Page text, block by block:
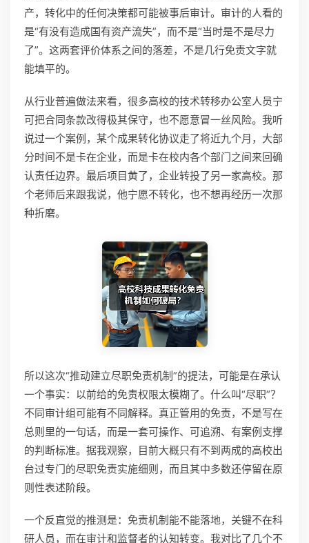
产，转化中的任何决策都可能被事后审计。审计的人看的
是“有没有造成国有资产流失”，而不是“当时是不是尽力
了”。这两套评价体系之间的落差，不是几行免责文字就
能填平的。
从行业普遍做法来看，很多高校的技术转移办公室人员宁
可把合同条款改得极其保守，也不愿意冒一丝风险。我听
说过一个案例，某个成果转化协议走了将近九个月，大部
分时间不是卡在企业，而是卡在校内各个部门之间来回确
认责任边界。最后项目黄了，企业转投了另一家高校。那
个老师后来跟我说，他宁愿不转化，也不想再经历一次那
种折磨。
所以这次“推动建立尽职免责机制”的提法，可能是在承认
一个事实：以前给的免责权限太模糊了。什么叫“尽职”？
不同审计组可能有不同解释。真正管用的免责，不是写在
总则里的一句话，而是一套可操作、可追溯、有案例支撑
的判断标准。据我观察，目前大概只有不到两成的高校出
台过专门的尽职免责实施细则，而且其中多数还停留在原
则性表述阶段。
一个反直觉的推测是：免责机制能不能落地，关键不在科
研人员，而在审计和监督者的认知转变。我对比了几个不